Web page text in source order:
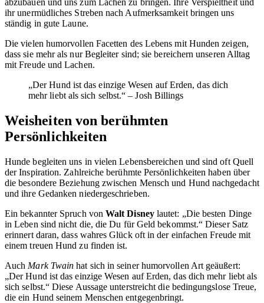
ihr unermüdliches Streben nach Aufmerksamkeit bringen uns
ständig in gute Laune.
Die vielen humorvollen Facetten des Lebens mit Hunden zeigen,
dass sie mehr als nur Begleiter sind; sie bereichern unseren Alltag
mit Freude und Lachen.
„Der Hund ist das einzige Wesen auf Erden, das dich
mehr liebt als sich selbst.“ – Josh Billings
Weisheiten von berühmten
Persönlichkeiten
Hunde begleiten uns in vielen Lebensbereichen und sind oft Quell
der Inspiration. Zahlreiche berühmte Persönlichkeiten haben über
die besondere Beziehung zwischen Mensch und Hund nachgedacht
und ihre Gedanken niedergeschrieben.
Ein bekannter Spruch von Walt Disneylautet: „Die besten Dinge
in Leben sind nicht die, die Du für Geld bekommst.“ Dieser Satz
erinnert daran, dass wahres Glück oft in der einfachen Freude mit
einem treuen Hund zu finden ist.
Auch Mark Twain hat sich in seiner humorvollen Art geäußert:
„Der Hund ist das einzige Wesen auf Erden, das dich mehr liebt als
sich selbst.“ Diese Aussage unterstreicht die bedingungslose Treue,
die ein Hund seinem Menschen entgegenbringt.